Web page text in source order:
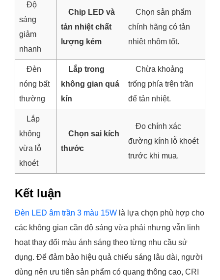
Độ
sáng
giảm
nhanh
Chip LED và
tản nhiệt chất
lượng kém
Chọn sản phẩm
chính hãng có tản
nhiệt nhôm tốt.
Đèn
nóng bất
thường
Lắp trong
không gian quá
kín
Chừa khoảng
trống phía trên trần
để tản nhiệt.
Lắp
không
vừa lỗ
khoét
Chọn sai kích
thước
Đo chính xác
đường kính lỗ khoét
trước khi mua.
Kết luận
Đèn LED âm trần 3 màu 15W là lựa chọn phù hợp cho
các không gian cần độ sáng vừa phải nhưng vẫn linh
hoạt thay đổi màu ánh sáng theo từng nhu cầu sử
dụng. Để đảm bảo hiệu quả chiếu sáng lâu dài, người
dùng nên ưu tiên sản phẩm có quang thông cao, CRI